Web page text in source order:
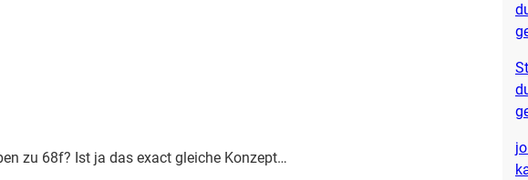
zu 68f? Ist ja das exact gleiche Konzept…